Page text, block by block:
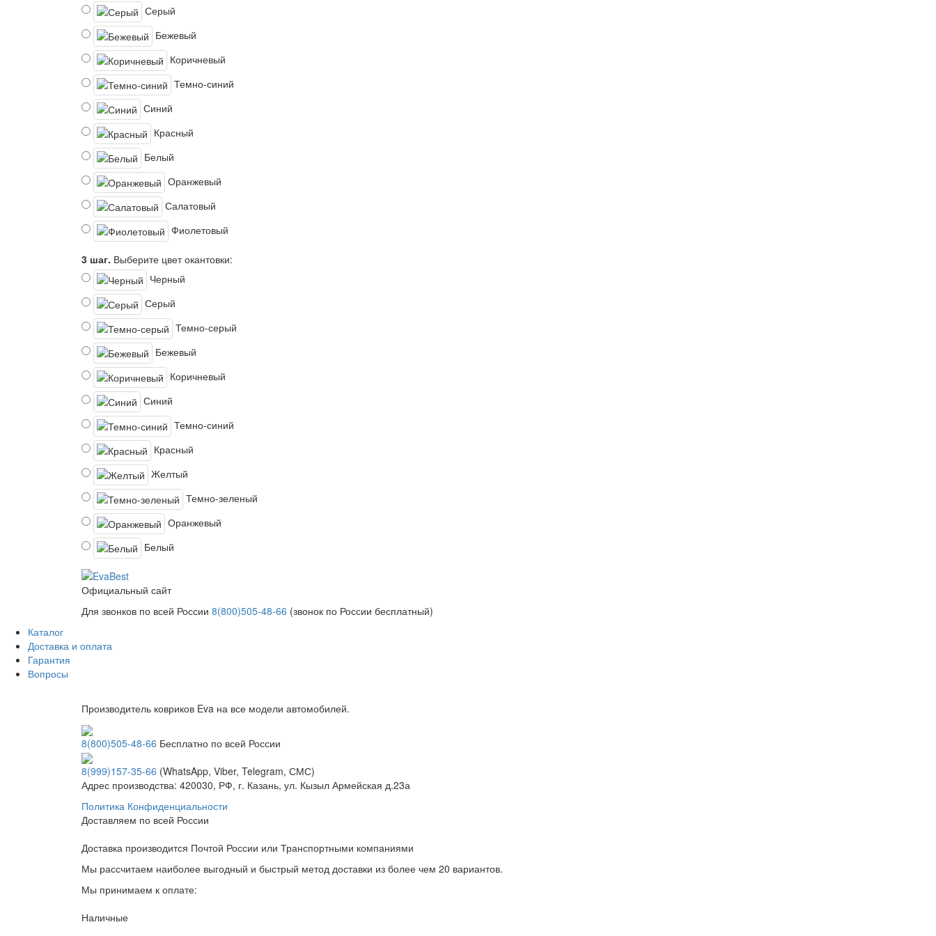
Серый
Бежевый
Коричневый
Темно-синий
Синий
Красный
Белый
Оранжевый
Салатовый
Фиолетовый
3 шаг. Выберите цвет окантовки:
Черный
Серый
Темно-серый
Бежевый
Коричневый
Синий
Темно-синий
Красный
Желтый
Темно-зеленый
Оранжевый
Белый
Официальный сайт
Для звонков по всей России 8(800)505-48-66 (звонок по России бесплатный)
Каталог
Доставка и оплата
Гарантия
Вопросы
Производитель ковриков Eva на все модели автомобилей.
8(800)505-48-66 Бесплатно по всей России
8(999)157-35-66 (WhatsApp, Viber, Telegram, СМС)
Адрес производства: 420030, РФ, г. Казань, ул. Кызыл Армейская д.23а
Политика Конфиденциальности
Доставляем по всей России
Доставка производится Почтой России или Транспортными компаниями
Мы рассчитаем наиболее выгодный и быстрый метод доставки из более чем 20 вариантов.
Мы принимаем к оплате:
Наличные